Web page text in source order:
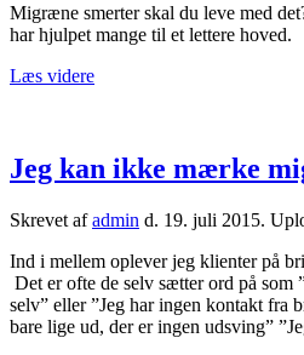
Migræne smerter skal du leve med
har hjulpet mange til et lettere hoved.
Læs videre
Jeg kan ikke mærke
Skrevet afadmin d. 19. juli 2015.
Ind i mellem oplever jeg klienter på
Det er ofte de selv sætter ord på som
selv” eller ”Jeg har ingen kontakt fra
bare lige ud, der er ingen udsving”